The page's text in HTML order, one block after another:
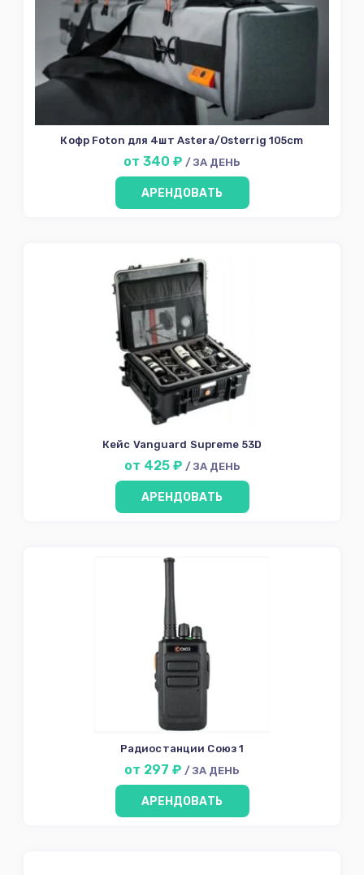
Кофр Foton для 4шт Astera/Osterrig 105cm
от 340 ₽ / ЗА ДЕНЬ
АРЕНДОВАТЬ
Кейс Vanguard Supreme 53D
от 425 ₽ / ЗА ДЕНЬ
АРЕНДОВАТЬ
Радиостанции Союз 1
от 297 ₽ / ЗА ДЕНЬ
АРЕНДОВАТЬ